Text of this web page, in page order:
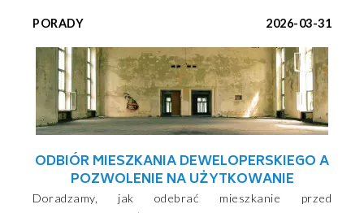
PORADY 2026-03-31
ODBIÓR MIESZKANIA DEWELOPERSKIEGO A
POZWOLENIE NA UŻYTKOWANIE
Doradzamy, jak odebrać mieszkanie przed